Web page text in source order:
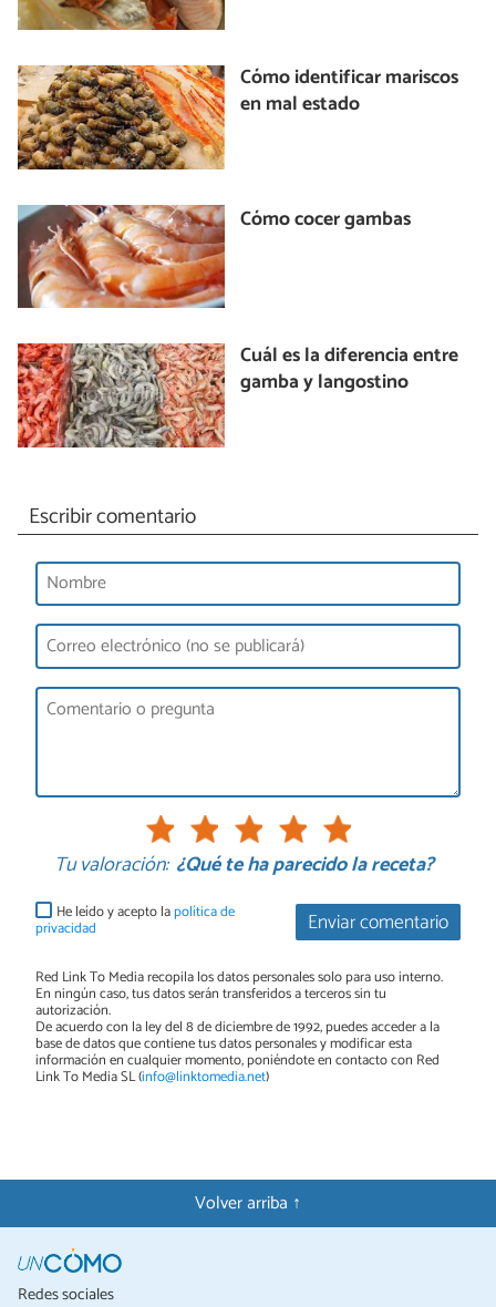
Cómo identificar mariscos
en mal estado
Cómo cocer gambas
Cuál es la diferencia entre
gamba y langostino
Escribir comentario
Tu valoración: ¿Qué te ha parecido la receta?
Enviar comentario
He leído y acepto lapolítica de
privacidad
Red Link To Media recopila los datos personales solo para uso interno.
En ningún caso, tus datos serán transferidos a terceros sin tu
autorización.
De acuerdo con la ley del 8 de diciembre de 1992, puedes acceder a la
base de datos que contiene tus datos personales y modificar esta
información en cualquier momento, poniéndote en contacto con Red
Link To Media SL (info@linktomedia.net)
Volver arriba ↑
Redes sociales